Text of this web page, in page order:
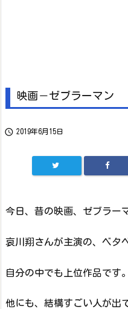
映画－ゼブラーマン
 2019年6月15日
今日、昔の映画、ゼブラー
哀川翔さんが主演の、ベタベ
自分の中でも上位作品です。
他にも、結構すごい人が出